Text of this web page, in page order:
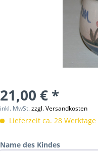
21,00 € *
inkl. MwSt.zzgl. Versandkosten
Lieferzeit ca. 28 Werktage
Name des Kindes